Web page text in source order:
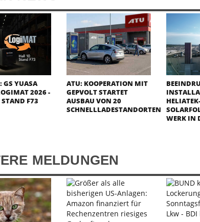
GS YUASA
2026 -
F73
ATU: KOOPERATION MIT
GEPVOLT STARTET
AUSBAU VON 20
SCHNELLLADESTANDORTEN
WERK IN
MELDUNGEN